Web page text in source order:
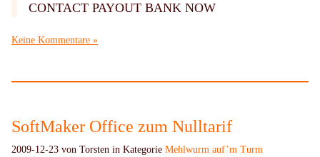
CONTACT PAYOUT BANK NOW
Keine Kommentare »
SoftMaker Office zum Nulltarif
2009-12-23 von Torsten in Kategorie Mehlwurm auf’m Turm